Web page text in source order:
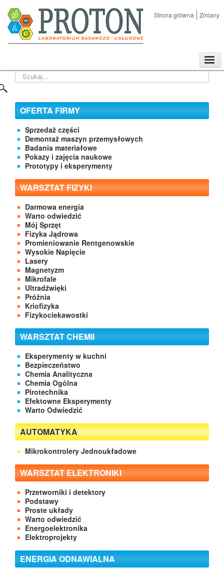
Strona główna Zmiany
Kontakt
Szukaj...
OFERTA FIRMY
Sprzedaż części
Demontaż maszyn przemysłowych
Badania materiałowe
Pokazy i zajęcia naukowe
Prototypy i eksperymenty
WARSZTAT FIZYKI
Darmowa energia
Warto odwiedzić
Mój Sprzęt
Fizyka Jądrowa
Promieniowanie Rentgenowskie
Wysokie Napięcie
Lasery
Magnetyzm
Mikrofale
Ultradźwięki
Próżnia
Kriofizyka
Fizykociekawostki
WARSZTAT CHEMII
Eksperymenty w kuchni
Bezpieczeństwo
Chemia Analityczna
Chemia Ogólna
Pirotechnika
Efektowne Eksperymenty
Warto Odwiedzić
AUTOMATYKA
Mikrokontrolery Jednoukładowe
WARSZTAT ELEKTRONIKI
Przetworniki i detektory
Podstawy
Proste układy
Warto odwiedzić
Energoelektronika
Elektroprojekty
ENERGIA ODNAWIALNA